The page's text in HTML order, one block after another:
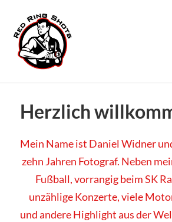
Herzlich
Mein Name ist Daniel Widner
zehn Jahren Fotograf. Neben
Fußball, vorrangig beim SK
unzählige Konzerte, viele
und andere Highlight aus der